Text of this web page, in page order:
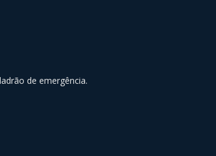
de emergência.